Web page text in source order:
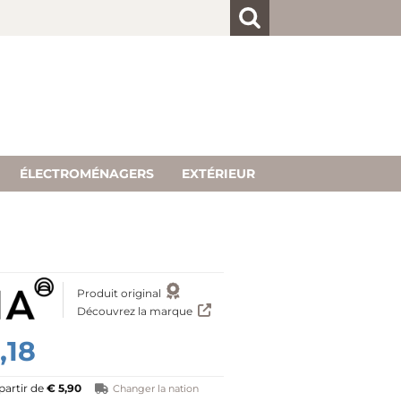
inscrit
ÉLECTROMÉNAGERS EXTÉRIEUR
de€ 5,90 Changer la nation
Produit original
Découvrez la marque